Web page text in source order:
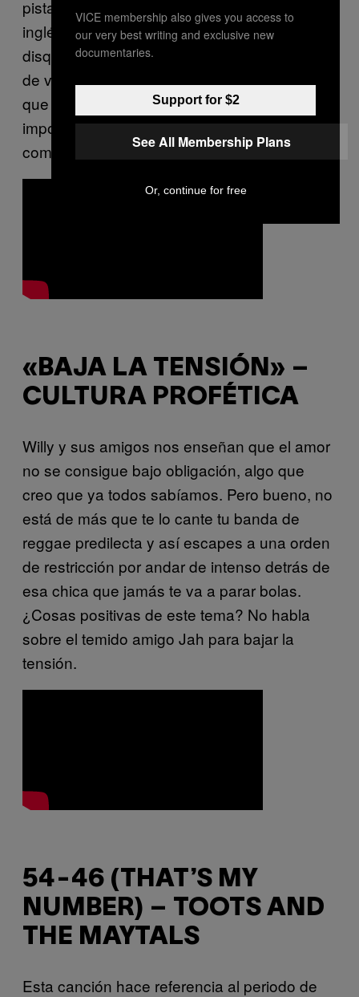
pistas de reggae producidas por el artista
inglés Dennis Bovell. En 1981 fundó una
disquera LKJ RECORDS la cual fue la casa
de varias bandas reggae de la época. Creo
que
or esos añostenían cosas más
importantes para hablar que de lahierba,
como por ejemplo, el racismo.
«BAJA LA TENSIÓN» –
CULTURA PROFÉTICA
Willy y sus amigos nos enseñan que el amor
no se consigue bajo obligación, algo que
creo que ya todos sabíamos. Pero bueno, no
está de más que te lo cante tu banda de
reggae predilecta y así escapes a una orden
de restricción por andar de intenso detrás de
esa chica que jamás te va a parar bolas.
¿Cosas positivas de este tema? No habla
sobre el temido amigo Jah para bajar la
tensión.
54-46 (THAT’S MY
NUMBER) – TOOTS AND
THE MAYTALS
Esta canción hace referencia al periodo de
VICE membership also gives you access to
our very best writing and exclusive new
documentaries.
Support for $2
See All Membership Plans
Or, continue for free